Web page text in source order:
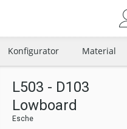
Angemeldet
Konfigurator Material
L503 - D103
Lowboard
Esche